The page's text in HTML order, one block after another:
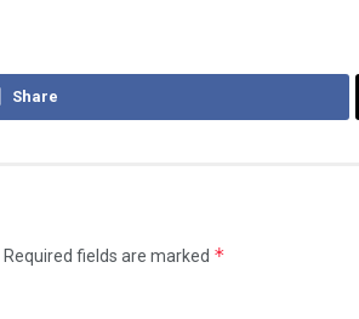
Share
Required fields are marked *